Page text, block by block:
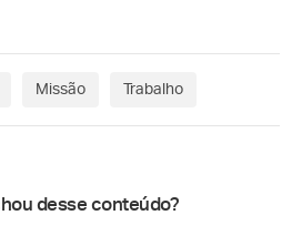
Missão Trabalho
desse conteúdo?